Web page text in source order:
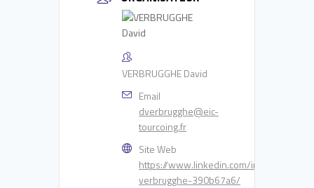
VERBRUGGHE David
Email
dverbrugghe@eic-
tourcoing.fr
Site Web
https://www.linkedin.com/in/david-
verbrugghe-390b67a6/